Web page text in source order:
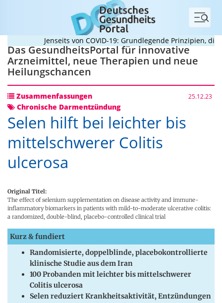
Menü
Jenseits von COVID-19: Grundlegende Prinzipien, die
Das GesundheitsPortal für innovative
Arzneimittel, neue Therapien und neue
Heilungschancen
Zusammenfassungen 25.12.23
Chronische Darmentzündung
Selen hilft bei leichter bis
mittelschwerer Colitis
ulcerosa
Original Titel:
The effect of selenium supplementation on disease activity and immune-
inflammatory biomarkers in patients with mild-to-moderate ulcerative colitis:
a randomized, double-blind, placebo-controlled clinical trial
Kurz & fundiert
Randomisierte, doppelblinde, placebokontrollierte
klinische Studie aus dem Iran
100 Probanden mit leichter bis mittelschwerer
Colitis ulcerosa
Selen reduziert Krankheitsaktivität, Entzündungen